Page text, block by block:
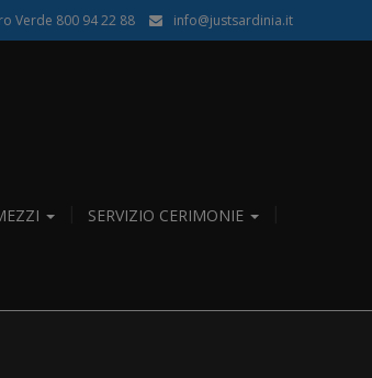
Verde 800 94 22 88 info@justsardinia.it
SERVIZIO CERIMONIE